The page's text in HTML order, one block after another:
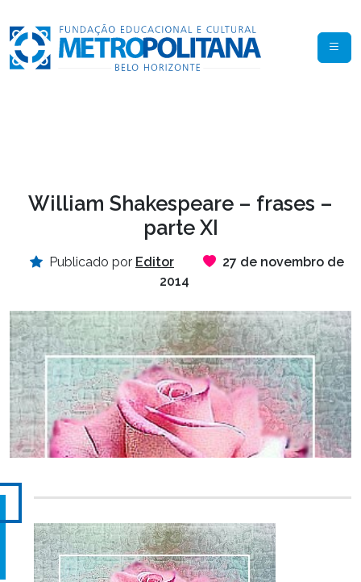
William Shakespeare – frases –
parte XI
Publicado por Editor
27 de novembro de
2014